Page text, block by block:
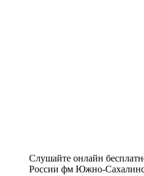
Слушайте онлайн
России фм Южно-